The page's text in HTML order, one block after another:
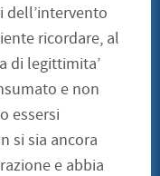
dell’intervento
ricordare, al
di legittimita’
e non
essersi
si sia ancora
e abbia